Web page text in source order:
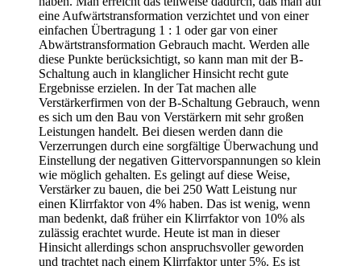
eine Aufwärtstransformation verzichtet und von einer
einfachen Übertragung 1 : 1 oder gar von einer
Abwärtstransformation Gebrauch macht. Werden alle
diese Punkte berücksichtigt, so kann man mit der B-
Schaltung auch in klanglicher Hinsicht recht gute
Ergebnisse erzielen. In der Tat machen alle
Verstärkerfirmen von der B-Schaltung Gebrauch, wenn
es sich um den Bau von Verstärkern mit sehr großen
Leistungen handelt. Bei diesen werden dann die
Verzerrungen durch eine sorgfältige Überwachung und
Einstellung der negativen Gittervorspannungen so klein
wie möglich gehalten. Es gelingt auf diese Weise,
Verstärker zu bauen, die bei 250 Watt Leistung nur
einen Klirrfaktor von 4% haben. Das ist wenig, wenn
man bedenkt, daß früher ein Klirrfaktor von 10% als
zulässig erachtet wurde. Heute ist man in dieser
Hinsicht allerdings schon anspruchsvoller geworden
und trachtet nach einem Klirrfaktor unter 5%. Es ist